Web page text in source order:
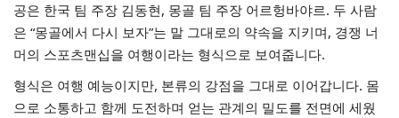
공은 한국 팀 주장 김동현, 몽골 팀 주장 어르헝바야르. 두 사람
은 “몽골에서 다시 보자”는 말 그대로의 약속을 지키며, 경쟁 너
머의 스포츠맨십을 여행이라는 형식으로 보여줍니다.
형식은 여행 예능이지만, 본류의 강점을 그대로 이어갑니다. 몸
으로 소통하고 함께 도전하며 얻는 관계의 밀도를 전면에 세웠